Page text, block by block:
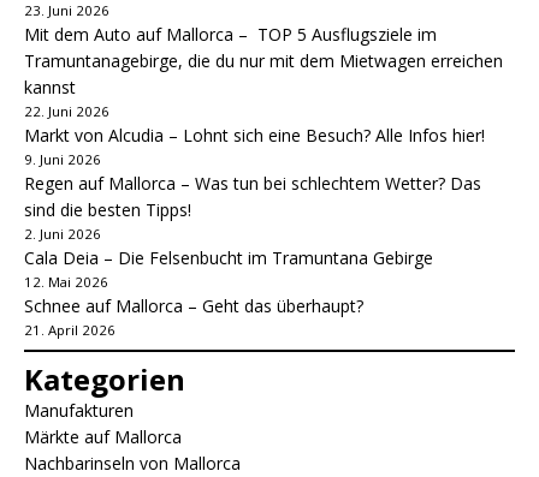
23. Juni 2026
Mit dem Auto auf Mallorca – TOP 5 Ausflugsziele im
Tramuntanagebirge, die du nur mit dem Mietwagen erreichen
kannst
22. Juni 2026
Markt von Alcudia – Lohnt sich eine Besuch? Alle Infos hier!
9. Juni 2026
Regen auf Mallorca – Was tun bei schlechtem Wetter? Das
sind die besten Tipps!
2. Juni 2026
Cala Deia – Die Felsenbucht im Tramuntana Gebirge
12. Mai 2026
Schnee auf Mallorca – Geht das überhaupt?
21. April 2026
Kategorien
Manufakturen
Märkte auf Mallorca
Nachbarinseln von Mallorca